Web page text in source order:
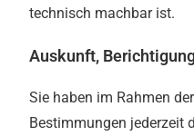
technisch machbar ist.
Auskunft,
Sie haben im Rahmen
Bestimmungen jederzeit